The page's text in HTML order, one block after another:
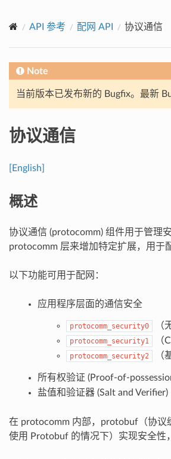
API 参考 配网 API 协议通信
Note
当前版本已发布新的 Bugfix。最新
协议通信
[English]
概述
协议通信 (protocomm) 组件用于管理
protocomm 层来增加特定扩展，用于
以下功能可用于配网：
应用程序层面的通信安全
protocomm_security0 （
protocomm_security1 （
protocomm_security2 （
所有权验证 (Proof-of-
盐值和验证器 (Salt and Verifier)
在 protocomm 内部，protobuf（协议
使用 Protobuf 的情况下）实现安全性